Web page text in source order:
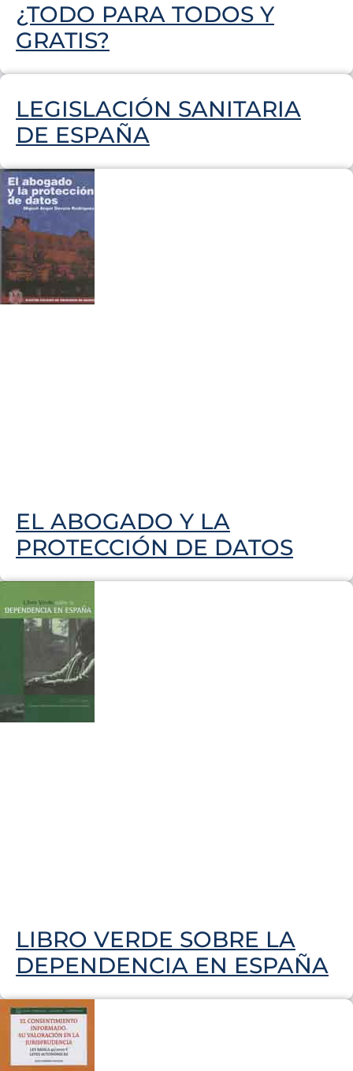
¿TODO PARA TODOS Y
GRATIS?
LEGISLACIÓN SANITARIA
DE ESPAÑA
EL ABOGADO Y LA
PROTECCIÓN DE DATOS
LIBRO VERDE SOBRE LA
DEPENDENCIA EN ESPAÑA